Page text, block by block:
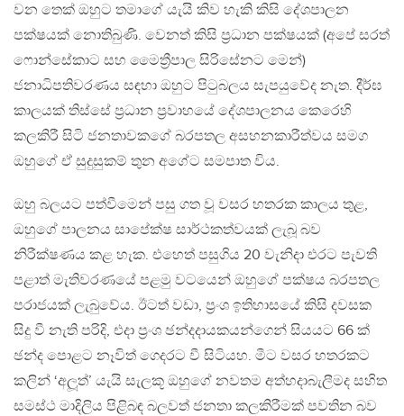
වන තෙක් ඔහුට තමාගේ යැයි කිව හැකි කිසි දේශපාලන
පක්ෂයක් නොතිබුණි. වෙනත් කිසි ප්‍රධාන පක්ෂයක් (අපේ සරත්
ෆොන්සේකාට සහ මෛත්‍රීපාල සිරිසේනට මෙන්)
ජනාධිපතිවරණය සඳහා ඔහුට පිටුබලය සැපයුවේද නැත. දීර්ඝ
කාලයක් තිස්සේ ප්‍රධාන ප්‍රවාහයේ දේශපාලනය කෙරෙහි
කලකිරී සිටි ජනතාවකගේ බරපතල අසහනකාරීත්වය සමග
ඔහුගේ ඒ සුදුසුකම් තුන අගේට සමපාත විය.
ඔහු බලයට පත්වීමෙන් පසු ගත වූ වසර හතරක කාලය තුළ,
ඔහුගේ පාලනය සාපේක්ෂ සාර්ථකත්වයක් ලැබූ බව
නිරීක්ෂණය කළ හැක. එහෙත් පසුගිය 20 වැනිදා එරට පැවති
පළාත් මැතිවරණයේ පළමු වටයෙන් ඔහුගේ පක්ෂය බරපතල
පරාජයක් ලැබුවේය. ඊටත් වඩා, ප්‍රංශ ඉතිහාසයේ කිසි දවසක
සිදු වී නැති පරිදි, එදා ප්‍රංශ ඡන්දදායකයන්ගෙන් සියයට 66 ක්
ඡන්ද පොළට නෑවිත් ගෙදරට වී සිටියහ. මීට වසර හතරකට
කලින් ‘අලූත්’ යැයි සැලකූ ඔහුගේ නවතම අත්හදාබැලීමද සහිත
සමස්ථ මාදිලිය පිළිබඳ බලවත් ජනතා කලකිරීමක් පවතින බව